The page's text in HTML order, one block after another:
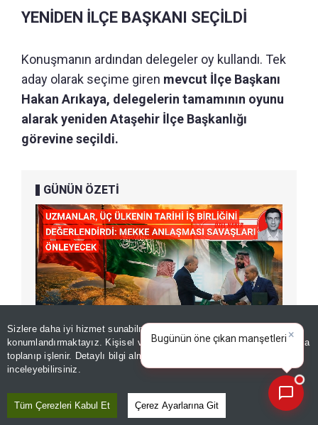
Sizlere daha iyi hizmet sunabilmek adına sitemizde
konumlandırmaktayız. Kişisel verileriniz, KVKK ve GDPR kapsamında
toplanıp işlenir. Detaylı bilgi almak için
inceleyebilirsiniz.
Tüm Çerezleri Kabul Et Çerez Ayarlarına Git
YENİDEN İLÇE BAŞKANI SEÇİLDİ
Konuşmanın ardından delegeler oy kullandı. Tek
aday olarak seçime giren mevcut İlçe Başkanı
Hakan Arıkaya, delegelerin tamamının oyunu
alarak yeniden Ataşehir İlçe Başkanlığı
görevine seçildi.
GÜNÜN ÖZETİ
×
Bugünün öne çıkan manşetleri